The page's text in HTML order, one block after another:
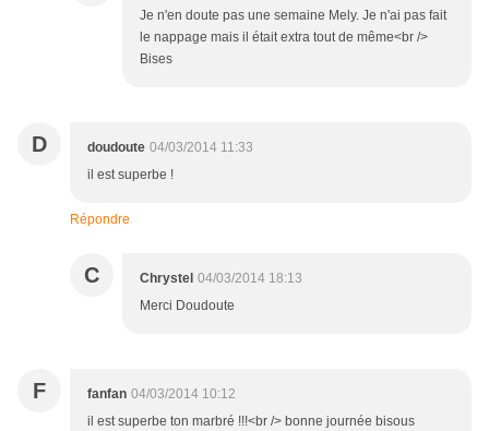
Je n'en doute pas une semaine Mely. Je n'ai pas fait
le nappage mais il était extra tout de même<br />
Bises
D doudoute 04/03/2014 11:33
il est superbe !
Répondre
C Chrystel 04/03/2014 18:13
Merci Doudoute
F fanfan 04/03/2014 10:12
il est superbe ton marbré !!!<br /> bonne journée bisous